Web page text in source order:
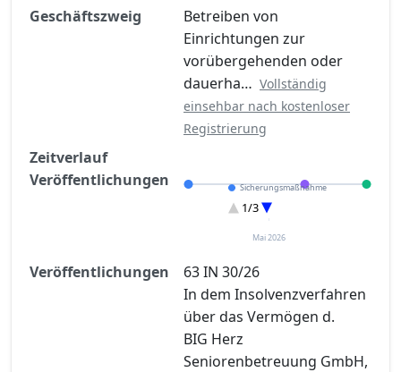
Geschäftszweig
Betreiben von
Einrichtungen zur
vorübergehenden oder
dauerha… Vollständig
einsehbar nach kostenloser
Registrierung
Zeitverlauf
Veröffentlichungen
Sicherungsmaßnahme
Eröffnung
Sonstiges
1/3
Mai 2026
Veröffentlichungen
63 IN 30/26
In dem Insolvenzverfahren
über das Vermögen d.
BIG Herz
Seniorenbetreuung GmbH,